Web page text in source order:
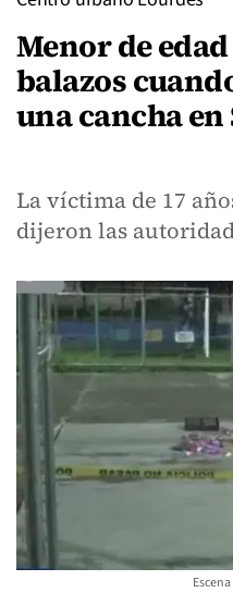
Menor de
balazos
una cancha en
La víctima de 17
dijeron las